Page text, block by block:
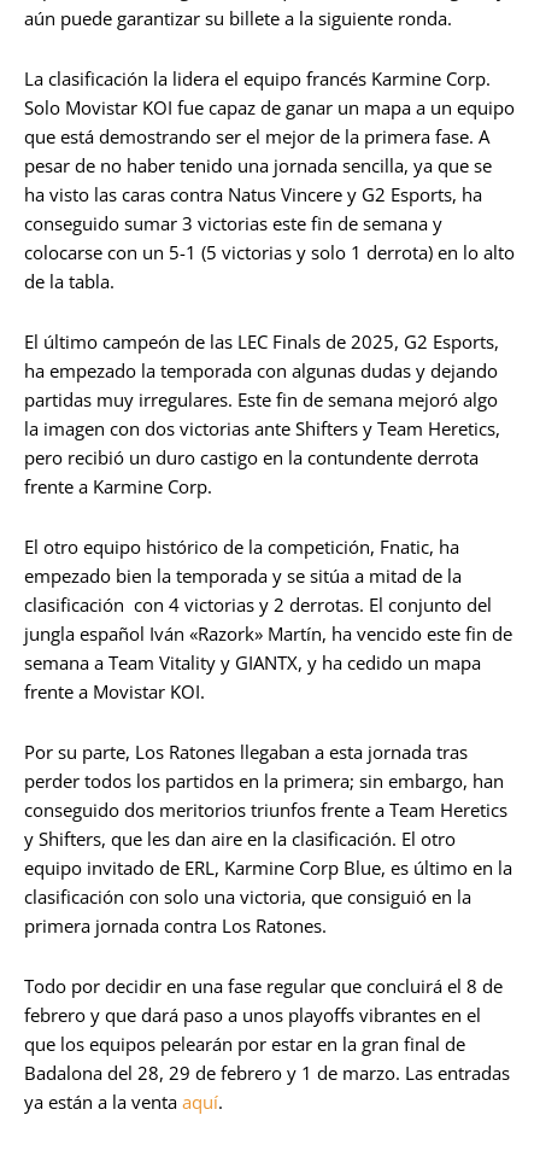
aún puede garantizar su billete a la siguiente ronda.
La clasificación la lidera el equipo francés Karmine Corp.
Solo Movistar KOI fue capaz de ganar un mapa a un equipo
que está demostrando ser el mejor de la primera fase. A
pesar de no haber tenido una jornada sencilla, ya que se
ha visto las caras contra Natus Vincere y G2 Esports, ha
conseguido sumar 3 victorias este fin de semana y
colocarse con un 5-1 (5 victorias y solo 1 derrota) en lo alto
de la tabla.
El último campeón de las LEC Finals de 2025, G2 Esports,
ha empezado la temporada con algunas dudas y dejando
partidas muy irregulares. Este fin de semana mejoró algo
la imagen con dos victorias ante Shifters y Team Heretics,
pero recibió un duro castigo en la contundente derrota
frente a Karmine Corp.
El otro equipo histórico de la competición, Fnatic, ha
empezado bien la temporada y se sitúa a mitad de la
clasificación con 4 victorias y 2 derrotas. El conjunto del
jungla español Iván «Razork» Martín, ha vencido este fin de
semana a Team Vitality y GIANTX, y ha cedido un mapa
frente a Movistar KOI.
Por su parte, Los Ratones llegaban a esta jornada tras
perder todos los partidos en la primera; sin embargo, han
conseguido dos meritorios triunfos frente a Team Heretics
y Shifters, que les dan aire en la clasificación. El otro
equipo invitado de ERL, Karmine Corp Blue, es último en la
clasificación con solo una victoria, que consiguió en la
primera jornada contra Los Ratones.
Todo por decidir en una fase regular que concluirá el 8 de
febrero y que dará paso a unos playoffs vibrantes en el
que los equipos pelearán por estar en la gran final de
Badalona del 28, 29 de febrero y 1 de marzo. Las entradas
ya están a la venta aquí.